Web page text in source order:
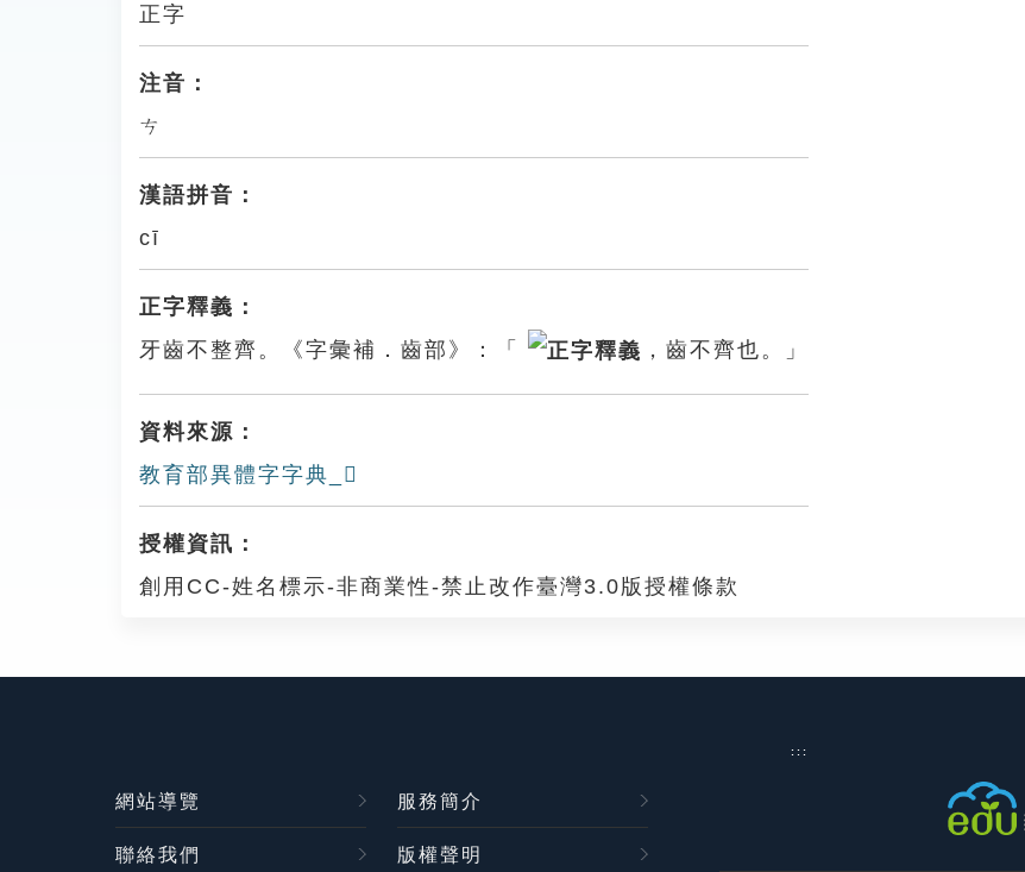
正字
注音：
ㄘ
漢語拼音：
cī
正字釋義：
牙齒不整齊。《字彙補．齒部》：「
，齒不齊也。」
資料來源：
教育部異體字字典_𪚍
授權資訊：
創用CC-姓名標示-非商業性-禁止改作臺灣3.0版授權條款
:::
網站導覽 服務簡介
聯絡我們 版權聲明